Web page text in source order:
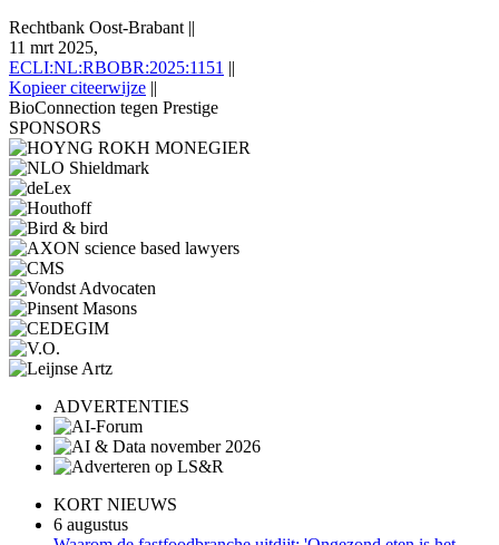
Rechtbank Oost-Brabant ||
11 mrt 2025,
ECLI:NL:RBOBR:2025:1151 ||
Kopieer citeerwijze ||
BioConnection tegen Prestige
SPONSORS
ADVERTENTIES
KORT NIEUWS
6 augustus